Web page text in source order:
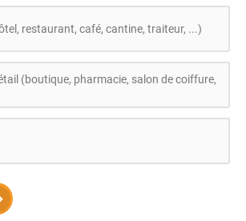
restaurant, café, cantine, traiteur, ...)
(boutique, pharmacie, salon de coiffure,